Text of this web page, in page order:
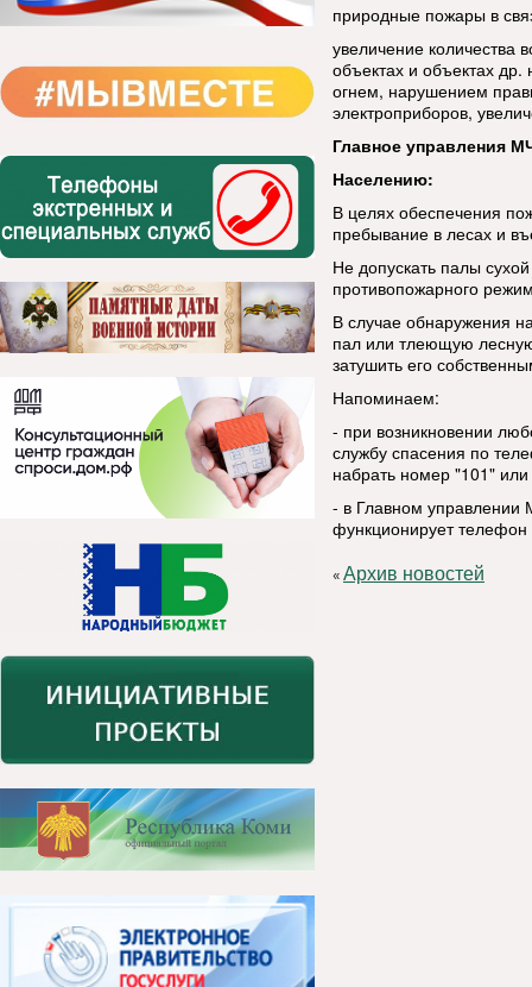
природные пожары в
увеличение количества
объектах и объектах
огнем, нарушением
электроприборов,
Главное управления
Населению:
В целях обеспечения
пребывание в лесах и
Не допускать палы
противопожарного
В случае обнаружения
пал или тлеющую лесную
затушить его
Напоминаем:
- при возникновении
службу спасения по
набрать номер "101"
- в Главном управлении
функционирует
«Архив новостей